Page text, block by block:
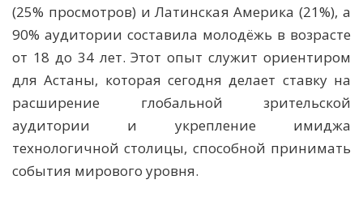
(25% просмотров) и Латинская Америка (21%), а
90% аудитории составила молодёжь в возрасте
от 18 до 34 лет. Этот опыт служит ориентиром
для Астаны, которая сегодня делает ставку на
расширение глобальной зрительской
аудитории и укрепление имиджа
технологичной столицы, способной принимать
события мирового уровня.